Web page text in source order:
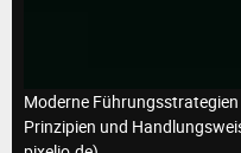
Moderne
Prinzipien und